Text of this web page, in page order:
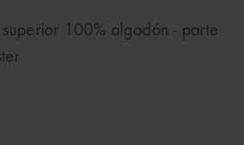
100% algodón - parte